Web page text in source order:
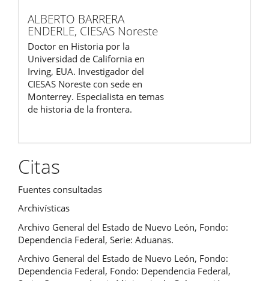
ALBERTO BARRERA
ENDERLE, CIESAS Noreste
Doctor en Historia por la
Universidad de California en
Irving, EUA. Investigador del
CIESAS Noreste con sede en
Monterrey. Especialista en temas
de historia de la frontera.
Citas
Fuentes consultadas
Archivísticas
Archivo General del Estado de Nuevo León, Fondo:
Dependencia Federal, Serie: Aduanas.
Archivo General del Estado de Nuevo León, Fondo:
Dependencia Federal, Fondo: Dependencia Federal,